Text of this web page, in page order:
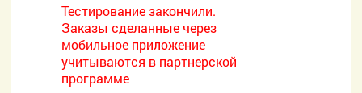
Тестирование закончили.
Заказы сделанные через
мобильное приложение
учитываются в партнерской
программе